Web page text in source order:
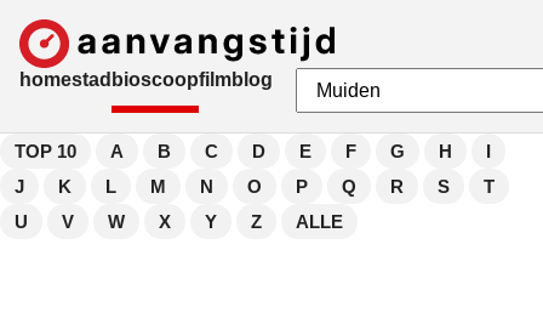
homestad bioscoopfilmblog
TOP 10 A B C D E F G H
I
J
K L M N O P Q R S
T
U
V W X Y Z ALLE